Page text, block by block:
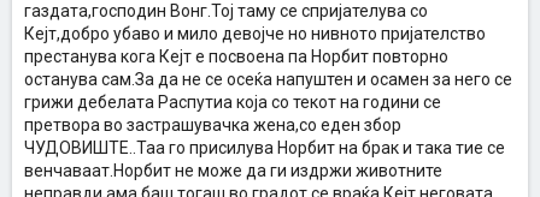
газдата,господин Вонг.Тој таму се спријателува со
Кејт,добро убаво и мило девојче но нивното пријателство
престанува кога Кејт е посвоена па Норбит повторно
останува сам.За да не се осеќа напуштен и осамен за него се
грижи дебелата Распутиа која со текот на години се
претвора во застрашувачка жена,со еден збор
ЧУДОВИШТЕ..Таа го присилува Норбит на брак и така тие се
венчаваат.Норбит не може да ги издржи животните